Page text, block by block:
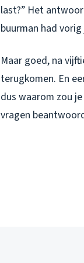
last?” Het
buurman had
Maar goed, na
terugkomen. En
dus waarom zou
vragen